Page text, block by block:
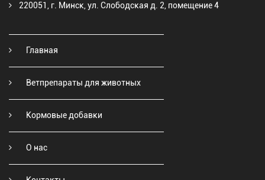
220051, г. Минск, ул. Слободская д. 2, помещение 4
Главная
Ветпрепараты для животных
Кормовые добавки
О нас